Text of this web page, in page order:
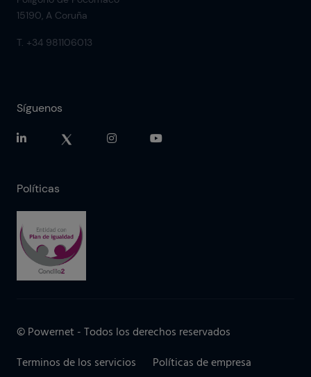
15190, A Coruña
T. +34 981106013
Síguenos
Políticas
© Powernet - Todos los derechos reservados
Terminos de los servicios
Políticas de empresa